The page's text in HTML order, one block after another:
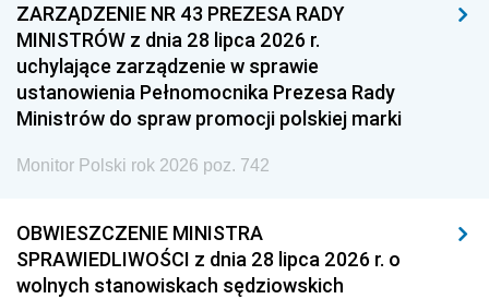
ZARZĄDZENIE NR 43 PREZESA RADY
MINISTRÓW z dnia 28 lipca 2026 r.
uchylające zarządzenie w sprawie
ustanowienia Pełnomocnika Prezesa Rady
Ministrów do spraw promocji polskiej marki
Monitor Polski rok 2026 poz. 742
OBWIESZCZENIE MINISTRA
SPRAWIEDLIWOŚCI z dnia 28 lipca 2026 r. o
wolnych stanowiskach sędziowskich